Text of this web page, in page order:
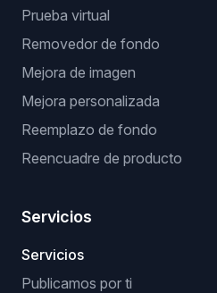
Prueba virtual
Removedor de fondo
Mejora de imagen
Mejora personalizada
Reemplazo de fondo
Reencuadre de producto
Servicios
Servicios
Publicamos por ti